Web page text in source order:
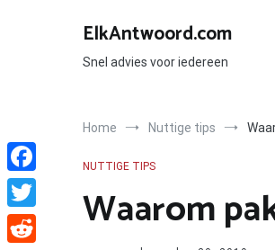
ElkAntwoord.com
Snel advies voor iedereen
Home Nuttige tips
NUTTIGE TIPS
Waarom
Facebook
Twitter